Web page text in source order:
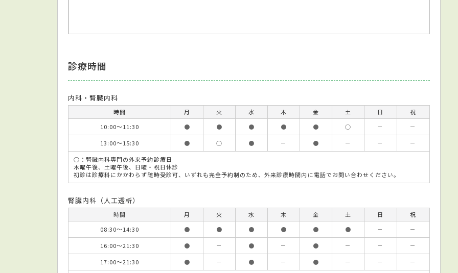
診療時間
内科・腎臓内科
時間 月 火 水 木 金 土 日
祝
10:00～11:30
● ● ● ● ● ○ －
－
13:00～15:30
● ○ ● － ● － －
－
○：腎臓内科専門の外来予約診療日
木曜午後、土曜午後、日曜・祝日休診
初診は診療科にかかわらず随時受診可、いずれも完全予約制のため、外来診療時間内に電話でお問い合わせください。
腎臓内科（人工透析）
時間 月 火 水 木 金 土 日
祝
08:30～14:30
● ● ● ● ● ● －
－
16:00～21:30
● － ● － ● － －
－
17:00～21:30
● － ● － ● － －
－